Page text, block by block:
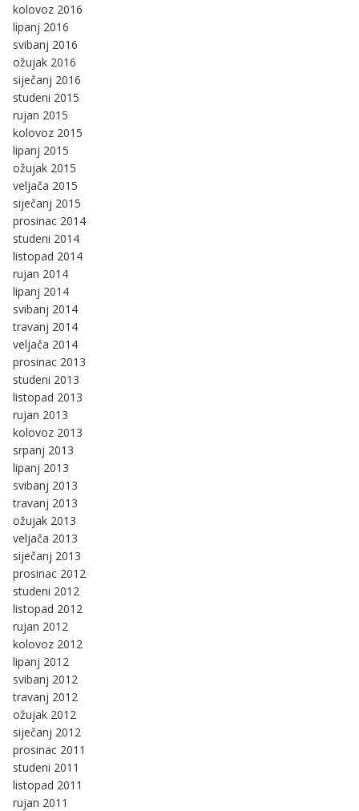
kolovoz 2016
lipanj 2016
svibanj 2016
ožujak 2016
siječanj 2016
studeni 2015
rujan 2015
kolovoz 2015
lipanj 2015
ožujak 2015
veljača 2015
siječanj 2015
prosinac 2014
studeni 2014
listopad 2014
rujan 2014
lipanj 2014
svibanj 2014
travanj 2014
veljača 2014
prosinac 2013
studeni 2013
listopad 2013
rujan 2013
kolovoz 2013
srpanj 2013
lipanj 2013
svibanj 2013
travanj 2013
ožujak 2013
veljača 2013
siječanj 2013
prosinac 2012
studeni 2012
listopad 2012
rujan 2012
kolovoz 2012
lipanj 2012
svibanj 2012
travanj 2012
ožujak 2012
siječanj 2012
prosinac 2011
studeni 2011
listopad 2011
rujan 2011